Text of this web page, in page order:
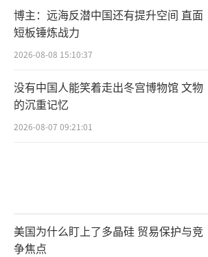
博主：远海反潜中国还有提升空间 直面
短板锤炼战力
2026-08-08 15:10:37
没有中国人能笑着走出冬宫博物馆 文物
的沉重记忆
2026-08-07 09:21:01
美国为什么盯上了多晶硅 贸易保护与竞
争焦点